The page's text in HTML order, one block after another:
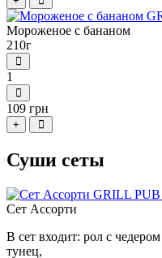
Мороженое с бананом
210г
1
109 грн
+
Суши сеты
Сет Ассорти
В сет входит: рол с
тунец,